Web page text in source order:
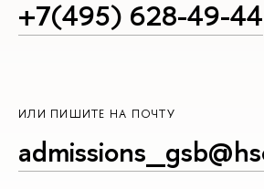
+7(495) 628-49-44
ИЛИ ПИШИТЕ НА ПОЧТУ